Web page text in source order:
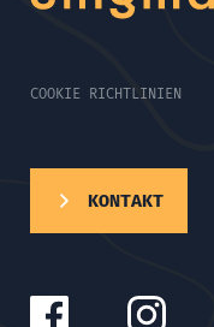
COOKIE RICHTLINIEN
KONTAKT